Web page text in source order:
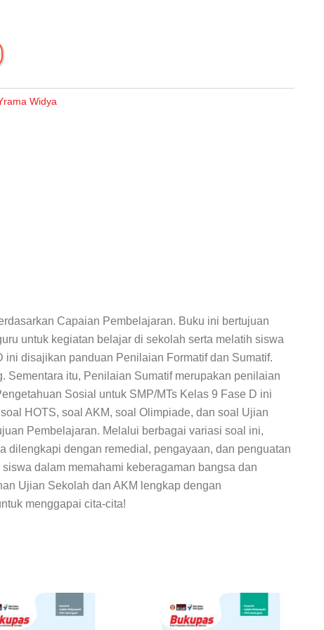
Widya
Capaian Pembelajaran. Buku ini bertujuan
untuk kegiatan belajar di sekolah serta melatih siswa
ini disajikan panduan Penilaian Formatif dan Sumatif.
Sementara itu, Penilaian Sumatif merupakan penilaian
Sosial untuk SMP/MTs Kelas 9 Fase D ini
HOTS, soal AKM, soal Olimpiade, dan soal Ujian
Pembelajaran. Melalui berbagai variasi soal ini,
dilengkapi dengan remedial, pengayaan, dan penguatan
dalam memahami keberagaman bangsa dan
Ujian Sekolah dan AKM lengkap dengan
menggapai cita-cita!